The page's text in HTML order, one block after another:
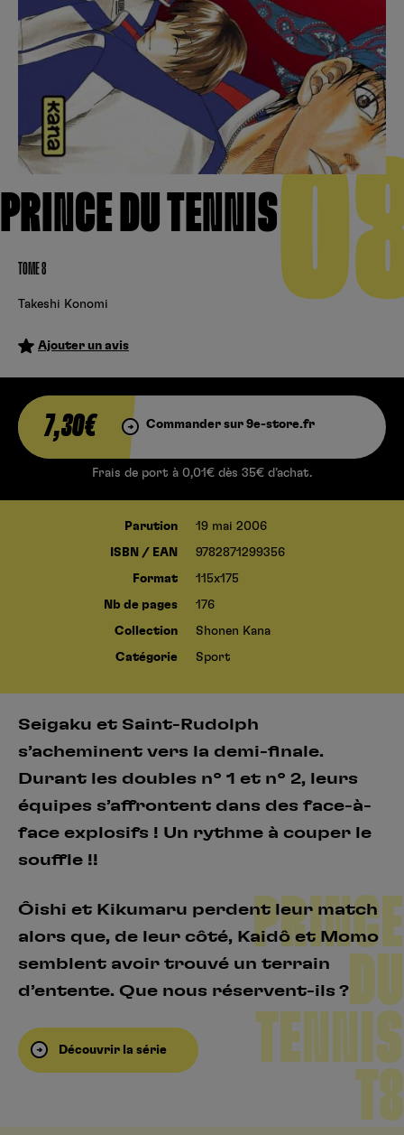
PRINCE DU TENNIS
TOME 8
Takeshi Konomi
Ajouter un avis
7,30€ Commander sur 9e-store.fr
Frais de port à 0,01€ dès 35€ d’achat.
Parution 19 mai 2006
ISBN / EAN 9782871299356
Format 115x175
Nb de pages 176
Collection Shonen Kana
Catégorie Sport
Seigaku et Saint-Rudolph
s’acheminent vers la demi-finale.
Durant les doubles n° 1 et n° 2, leurs
équipes s’affrontent dans des face-à-
face explosifs ! Un rythme à couper le
souffle !!
Ôishi et Kikumaru perdent leur match
alors que, de leur côté, Kaidô et Momo
semblent avoir trouvé un terrain
d’entente. Que nous réservent-ils ?
Découvrir la série
PRINCE
DU
TENNIS
T8
Se connecter S’inscrire
Hunter x Hunter
Fire Force
Black Butler